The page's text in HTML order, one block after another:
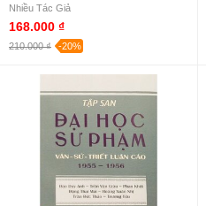
Nhiều Tác Giả
168.000 ₫
210.000 ₫ -20%